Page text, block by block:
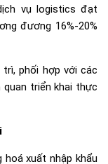
vụ logistics đạt
đương 16%-20%
phối hợp với các
triển khai thực
xuất nhập khẩu